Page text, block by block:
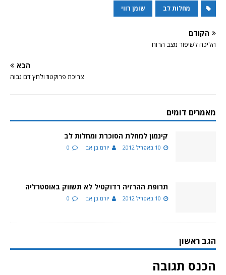
מחלות לב שומן רווי
הקודם
הליכה לשיפור מצב הרוח
הבא
צריכת פרוקטוז ולחץ דם גבוה
מאמרים דומים
קינמון למחלת הסוכרת ומחלות לב
10 באפריל 2012 יורם בן אבו 0
תרופת ההרזיה רדוקטיל לא תשווק באוסטרליה
10 באפריל 2012 יורם בן אבו 0
הגב ראשון
הכנס תגובה